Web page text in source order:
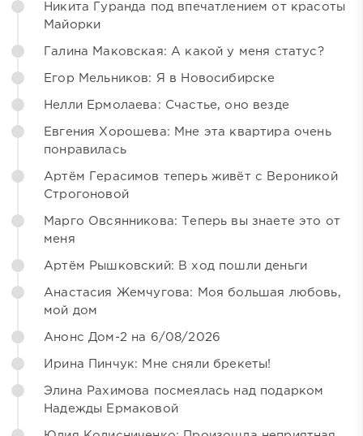
Никита Гуранда под впечатлением от красоты
Майорки
Галина Маковская: А какой у меня статус?
Егор Мельников: Я в Новосибирске
Нелли Ермолаева: Счастье, оно везде
Евгения Хорошева: Мне эта квартира очень
понравилась
Артём Герасимов теперь живёт с Вероникой
Строгоновой
Марго Овсянникова: Теперь вы знаете это от
меня
Артём Рышковский: В ход пошли деньги
Анастасия Жемчугова: Моя большая любовь,
мой дом
Анонс Дом-2 на 6/08/2026
Ирина Пинчук: Мне сняли брекеты!
Элина Рахимова посмеялась над подарком
Надежды Ермаковой